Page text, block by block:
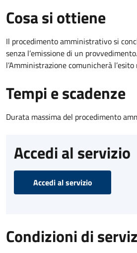
Cosa si ottiene
Il procedimento amministrativo si
senza l’emissione di un
l’Amministrazione comunicherà
Tempi e scadenze
Durata massima del procedimento
Accedi al servizio
Accedi al servizio
Condizioni di